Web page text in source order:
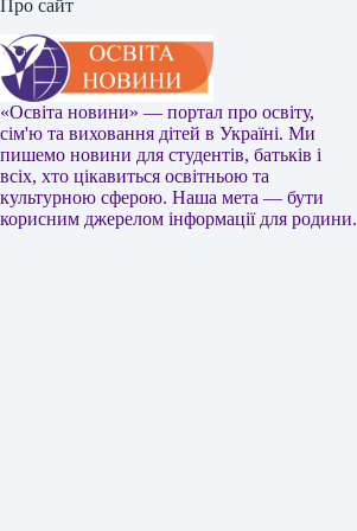
Про сайт
«Освіта новини» — портал про освіту,
сім'ю та виховання дітей в Україні. Ми
пишемо новини для студентів, батьків і
всіх, хто цікавиться освітньою та
культурною сферою. Наша мета — бути
корисним джерелом інформації для родини.